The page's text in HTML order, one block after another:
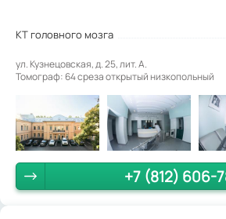
КТ головного мозга
ул. Кузнецовская, д. 25, лит. А.
Томограф: 64 среза открытый низкопольный
+7 (812) 606-